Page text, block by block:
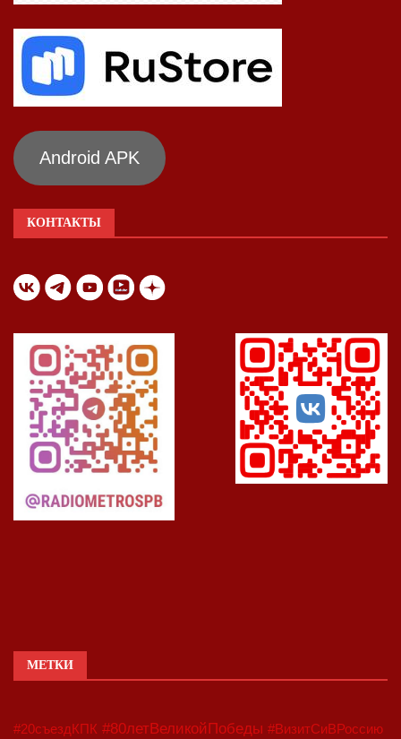
Android APK
КОНТАКТЫ
МЕТКИ
#20съездКПК #80летВеликойПобеды #ВизитСиВРоссию